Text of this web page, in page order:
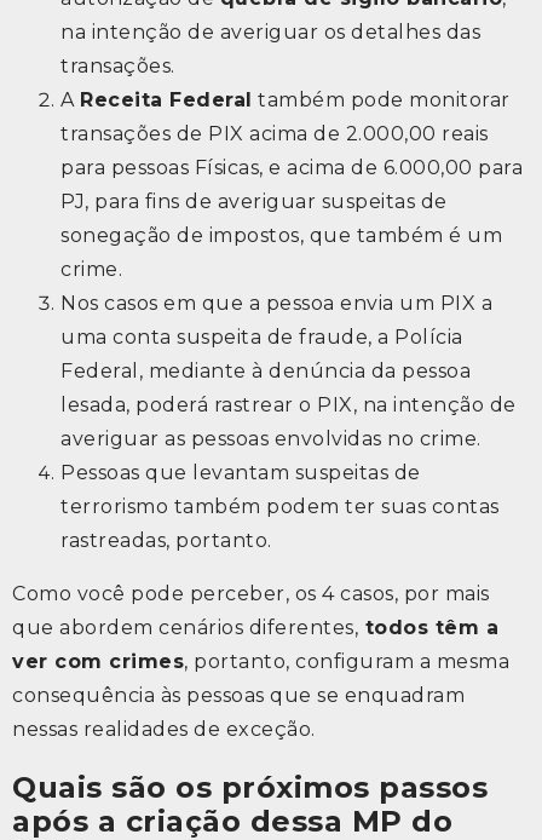
na intenção de averiguar os detalhes das
transações.
A Receita Federal também pode monitorar
transações de PIX acima de 2.000,00 reais
para pessoas Físicas, e acima de 6.000,00 para
PJ, para fins de averiguar suspeitas de
sonegação de impostos, que também é um
crime.
Nos casos em que a pessoa envia um PIX a
uma conta suspeita de fraude, a Polícia
Federal, mediante à denúncia da pessoa
lesada, poderá rastrear o PIX, na intenção de
averiguar as pessoas envolvidas no crime.
Pessoas que levantam suspeitas de
terrorismo também podem ter suas contas
rastreadas, portanto.
Como você pode perceber, os 4 casos, por mais
que abordem cenários diferentes, todos têm a
ver com crimes, portanto, configuram a mesma
consequência às pessoas que se enquadram
nessas realidades de exceção.
Quais são os próximos passos
após a criação dessa MP do